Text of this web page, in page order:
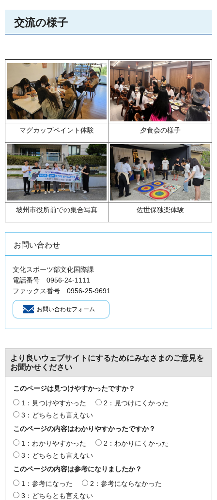
交流の様子
マグカップペイント体験 夕食会の様子
坡州市役所前での集合写真 佐世保独楽体験
お問い合わせ
文化スポーツ部文化国際課
電話番号 0956-24-1111
ファックス番号 0956-25-9691
より良いウェブサイトにするためにみなさまのご意見を
お聞かせください
このページは見つけやすかったですか？
1：見つけやすかった
2：見つけにくかった
3：どちらとも言えない
このページの内容はわかりやすかったですか？
1：わかりやすかった
2：わかりにくかった
3：どちらとも言えない
このページの内容は参考になりましたか？
1：参考になった
2：参考にならなかった
3：どちらとも言えない